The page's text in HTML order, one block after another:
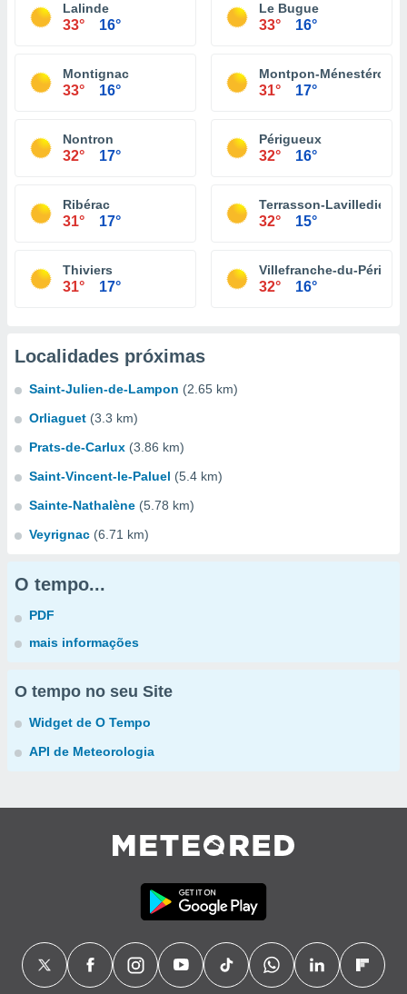
Lalinde
33° 16°
Le Bugue
33° 16°
Montignac
33° 16°
Montpon-Ménestérol
31° 17°
Nontron
32° 17°
Périgueux
32° 16°
Ribérac
31° 17°
Terrasson-Lavilledieu
32° 15°
Thiviers
31° 17°
Villefranche-du-
32° 16°
Localidades próximas
Saint-Julien-de-Lampon (2.65 km)
Orliaguet (3.3 km)
Prats-de-Carlux (3.86 km)
Saint-Vincent-le-Paluel (5.4 km)
Sainte-Nathalène (5.78 km)
Veyrignac (6.71 km)
O tempo...
PDF
mais informações
O tempo no seu Site
Widget de O Tempo
API de Meteorologia